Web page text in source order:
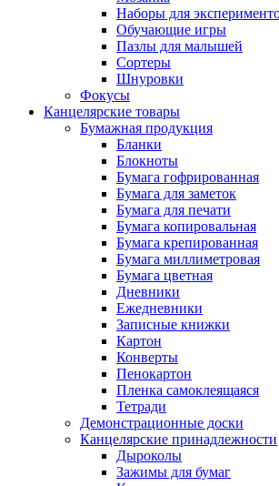
Наборы для
Обучающие игры
Пазлы для малышей
Сортеры
Шнуровки
Фокусы
Канцелярские товары
Бумажная продукция
Бланки
Блокноты
Бумага гофрированная
Бумага для заметок
Бумага для печати
Бумага копировальная
Бумага крепированная
Бумага миллиметровая
Бумага цветная
Дневники
Ежедневники
Записные книжки
Картон
Конверты
Пенокартон
Пленка самоклеящаяся
Тетради
Демонстрационные доски
Канцелярские принадлежности
Дыроколы
Зажимы для бумаг